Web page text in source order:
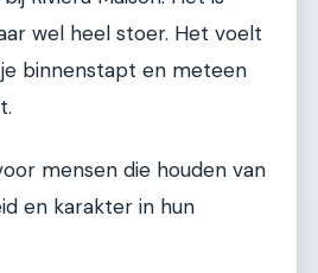
wel heel stoer. Het voelt
binnenstapt en meteen
mensen die houden van
en karakter in hun